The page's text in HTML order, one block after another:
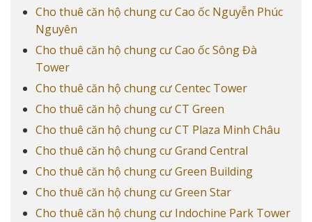
Cho thuê căn hộ chung cư Cao ốc Nguyễn Phúc
Nguyên
Cho thuê căn hộ chung cư Cao ốc Sông Đà
Tower
Cho thuê căn hộ chung cư Centec Tower
Cho thuê căn hộ chung cư CT Green
Cho thuê căn hộ chung cư CT Plaza Minh Châu
Cho thuê căn hộ chung cư Grand Central
Cho thuê căn hộ chung cư Green Building
Cho thuê căn hộ chung cư Green Star
Cho thuê căn hộ chung cư Indochine Park Tower